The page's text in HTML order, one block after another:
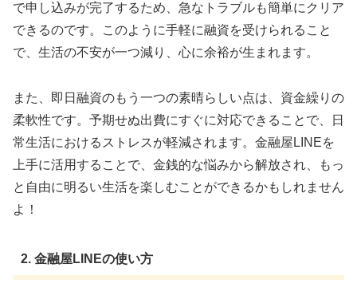
で申し込みが完了するため、急なトラブルも簡単にクリア
できるのです。このように手軽に融資を受けられること
で、生活の不安が一つ減り、心に余裕が生まれます。
また、即日融資のもう一つの素晴らしい点は、資金繰りの
柔軟性です。予期せぬ出費にすぐに対応できることで、日
常生活におけるストレスが軽減されます。金融屋LINEを
上手に活用することで、金銭的な悩みから解放され、もっ
と自由に明るい生活を楽しむことができるかもしれません
よ！
2. 金融屋LINEの使い方